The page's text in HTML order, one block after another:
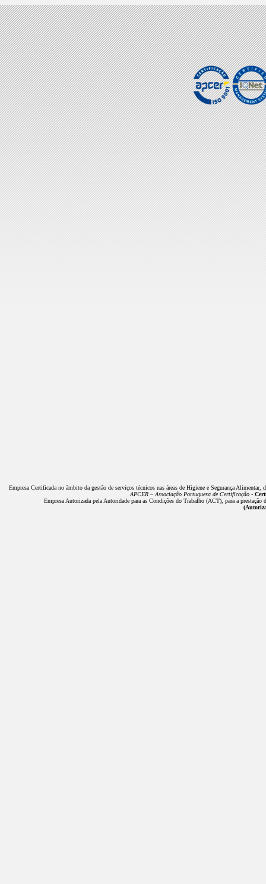
Empresa Certificada no âmbito da gestão de serviços técnicos nas áreas de Higiene e Segurança
APCER – Associação Portuguesa de Certificação -
Empresa Autorizada pela Autoridade para as Condições do Trabalho (ACT), para a